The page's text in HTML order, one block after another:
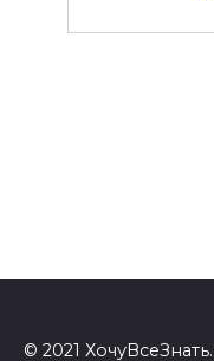
© 2021